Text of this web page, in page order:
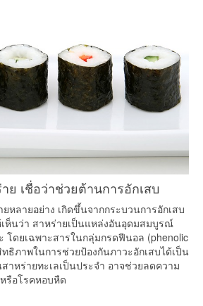
ย เชื่อว่าช่วยต้านการอักเสบ
หลายอย่าง เกิดขึ้นจากกระบวนการอักเสบ
ห็นว่า สาหร่ายเป็นแหล่งอันอุดมสมบูรณ์
โดยเฉพาะสารในกลุ่มกรดฟีนอล (phenolic
ธิภาพในการช่วยป้องกันภาวะอักเสบได้เป็น
าหร่ายทะเลเป็นประจำ อาจช่วยลดความ
รือโรคหอบหืด